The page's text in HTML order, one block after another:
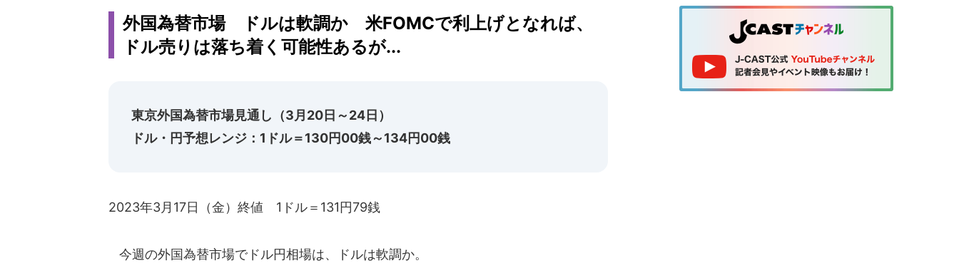
外国為替市場 ドルは軟調か 米FOMCで利上げとなれば、
ドル売りは落ち着く可能性あるが...
東京外国為替市場見通し（3月20日～24日）
ドル・円予想レンジ：1ドル＝130円00銭～134円00銭
2023年3月17日（金）終値 1ドル＝131円79銭
今週の外国為替市場でドル円相場は、ドルは軟調か。